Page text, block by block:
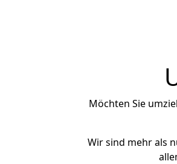
Möchten Sie
Wir sind mehr als